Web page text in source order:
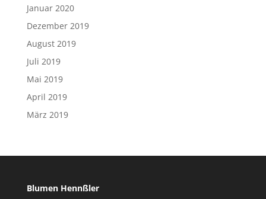
Januar 2020
Dezember 2019
August 2019
Juli 2019
Mai 2019
April 2019
März 2019
Blumen Hennßler